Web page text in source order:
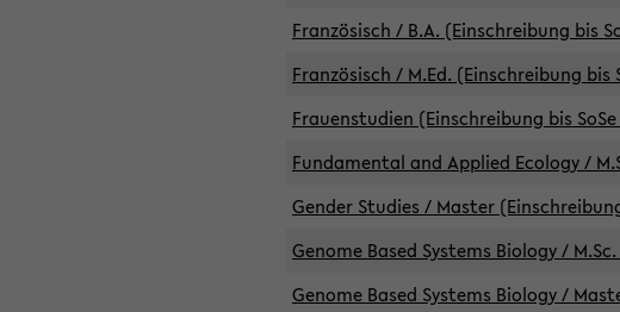
Französisch / B.A. (Einschreibung bis
Französisch / M.Ed. (Einschreibung bis
Frauenstudien (Einschreibung bis SoSe
Fundamental and Applied Ecology /
Gender Studies / Master
Genome Based Systems Biology /
Genome Based Systems Biology /